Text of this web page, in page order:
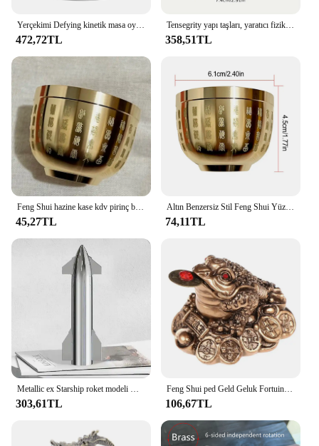
Yerçekimi Defying kinetik masa oyuncak masaüstü Levitating Gyro stres giderici kinetik kaldırma oyuncaklar optik Illusion masa oyuncak
472,72TL
Tensegrity yapı taşları, yaratıcı fizik hediye, Anti yerçekimi masa dekorasyon, montaj el yapımı yüzer masa modeli
358,51TL
Feng Shui hazine kase kdv pirinç bakır sunan kase küçük hizmet tatlı kaseler servet heykelcik servet çekmek ve iyi şanslar
45,27TL
Altın Benzersiz Stil Feng Shui Yüz Nimet Kase Nefis Bakır Malzemeler Geniş Uygulama
74,11TL
303,61TL
Feng Shui ped Geld Geluk Fortuin Rijkdom çin Kikker Toad sikke ev ofis Decoratie Tafelblad Ornamenten Geschenken
106,67TL